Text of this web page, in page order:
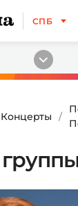
СПБ
Концерты